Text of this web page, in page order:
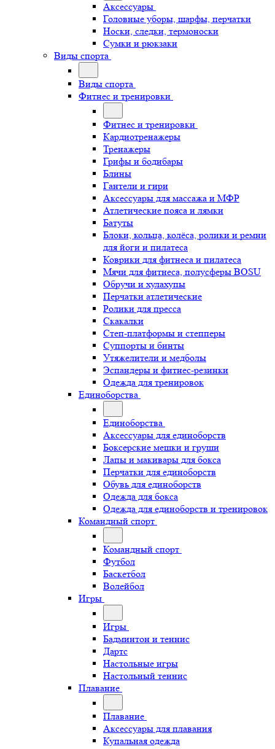
Аксессуары
Головные уборы, шарфы, перчатки
Носки, следки, термоноски
Сумки и рюкзаки
Виды спорта
Виды спорта
Фитнес и тренировки
Фитнес и тренировки
Кардиотренажеры
Тренажеры
Грифы и бодибары
Блины
Гантели и гири
Аксессуары для массажа и МФР
Атлетические пояса и лямки
Батуты
Блоки, кольца, колёса, ролики и ремни
для йоги и пилатеса
Коврики для фитнеса и пилатеса
Мячи для фитнеса, полусферы BOSU
Обручи и хулахупы
Перчатки атлетические
Ролики для пресса
Скакалки
Степ-платформы и степперы
Суппорты и бинты
Утяжелители и медболы
Эспандеры и фитнес-резинки
Одежда для тренировок
Единоборства
Единоборства
Аксессуары для единоборств
Боксерские мешки и груши
Лапы и макивары для бокса
Перчатки для единоборств
Обувь для единоборств
Одежда для бокса
Одежда для единоборств и тренировок
Командный спорт
Командный спорт
Футбол
Баскетбол
Волейбол
Игры
Игры
Бадминтон и теннис
Дартс
Настольные игры
Настольный теннис
Плавание
Плавание
Аксессуары для плавания
Купальная одежда